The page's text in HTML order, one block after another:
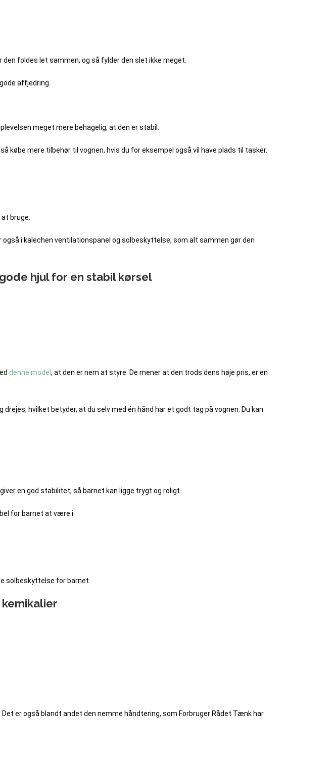
foldes let sammen, og så fylder den slet ikke meget.
affjedring.
meget mere behagelig, at den er stabil.
købe mere tilbehør til vognen, hvis du for eksempel også vil have plads til tasker.
bruge.
i kalechen ventilationspanel og solbeskyttelse, som alt sammen gør den
hjul for en stabil kørsel
denne model , at den er nem at styre. De mener at den trods dens høje pris, er en
hvilket betyder, at du selv med én hånd har et godt tag på vognen. Du kan
en god stabilitet, så barnet kan ligge trygt og roligt.
for barnet at være i.
solbeskyttelse for barnet.
er også blandt andet den nemme håndtering, som Forbruger Rådet Tænk har